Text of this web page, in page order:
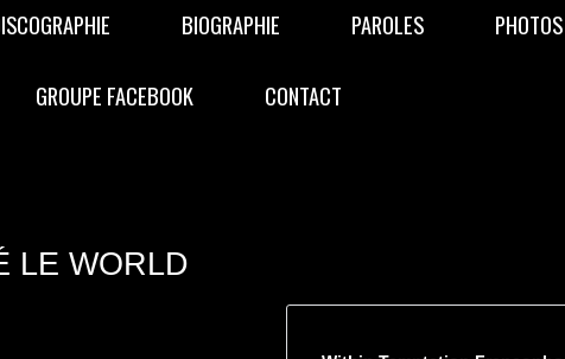
BIOGRAPHIE PAROLES PHOTOS
GROUPE FACEBOOK CONTACT
LE WORLD